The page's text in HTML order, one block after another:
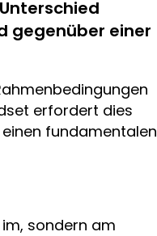
gegenüber einer
erfordert dies
fundamentalen
sondern am